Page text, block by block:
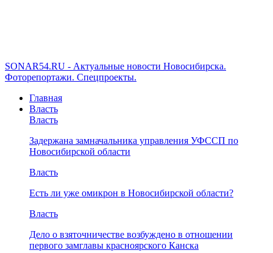
SONAR54.RU - Актуальные новости Новосибирска.
Фоторепортажи. Спецпроекты.
Главная
Власть
Власть
Задержана замначальника управления УФССП по
Новосибирской области
Власть
Есть ли уже омикрон в Новосибирской области?
Власть
Дело о взяточничестве возбуждено в отношении
первого замглавы красноярского Канска